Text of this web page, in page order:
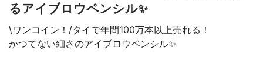
るアイブロウペンシル✨
\ワンコイン！/タイで年間100万本以上売れる！
かつてない細さのアイブロウペンシル✨